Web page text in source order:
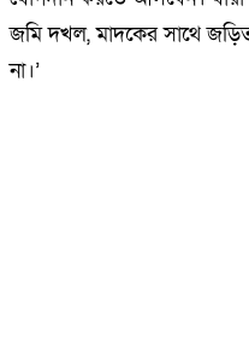
জমি দখল, মাদকের সাথে
না।’